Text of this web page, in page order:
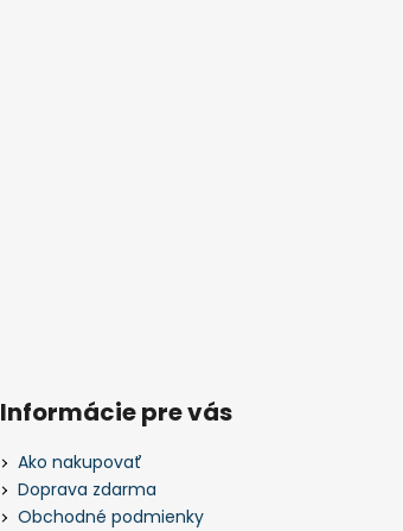
Informácie pre vás
Ako nakupovať
Doprava zdarma
Obchodné podmienky